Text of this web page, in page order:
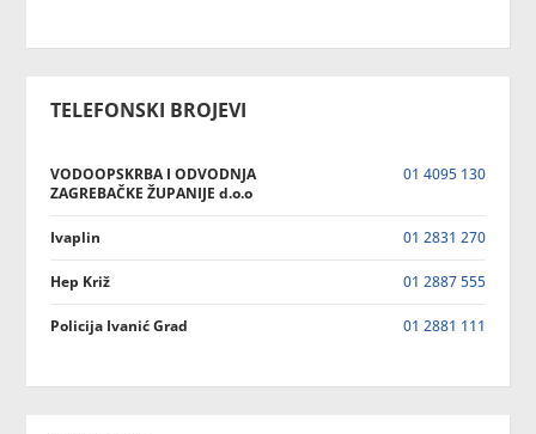
TELEFONSKI BROJEVI
VODOOPSKRBA I ODVODNJA
ZAGREBAČKE ŽUPANIJE d.o.o
01 4095 130
Ivaplin 01 2831 270
Hep Križ 01 2887 555
Policija Ivanić Grad 01 2881 111